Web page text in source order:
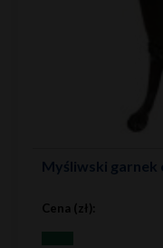
Myśliwski garnek
Cena (zł):